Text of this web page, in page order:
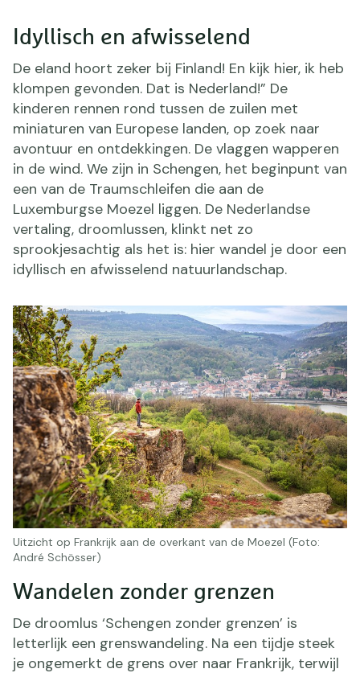
Idyllisch en afwisselend
De eland hoort zeker bij Finland! En kijk hier, ik heb
klompen gevonden. Dat is Nederland!” De
kinderen rennen rond tussen de zuilen met
miniaturen van Europese landen, op zoek naar
avontuur en ontdekkingen. De vlaggen wapperen
in de wind. We zijn in Schengen, het beginpunt van
een van de Traumschleifen die aan de
Luxemburgse Moezel liggen. De Nederlandse
vertaling, droomlussen, klinkt net zo
sprookjesachtig als het is: hier wandel je door een
idyllisch en afwisselend natuurlandschap.
Uitzicht op Frankrijk aan de overkant van de Moezel (Foto:
André Schösser)
Wandelen zonder grenzen
De droomlus ‘Schengen zonder grenzen’ is
letterlijk een grenswandeling. Na een tijdje steek
je ongemerkt de grens over naar Frankrijk, terwijl